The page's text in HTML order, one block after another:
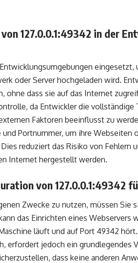
127.0.0.1:49342 in der
Entwicklungsumgebungen
oder Server hochgeladen wird.
ohne dass sie auf das Internet
da Entwickler die vollständige
Faktoren beeinflusst zu
Portnummer, um ihre Webseiten
reduziert das Risiko von Fehlern
Internet hergestellt werden.
von 127.0.0.1:49342
Zwecke zu nutzen, müssen Sie
das Einrichten eines Webservers
läuft und auf Port 49342
erfordert jedoch ein grundlegendes
dass keine anderen